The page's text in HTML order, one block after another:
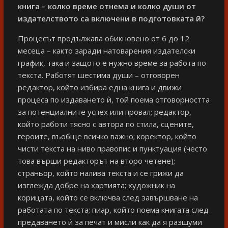
книга – колко време отнема и колко души от
издателството са включени в подготовката й?
Процесът продължава обикновено от 6 до 12
месеца – както заради натоварения издателски
график, така и защото е нужно време за работа по
текста. Работят шестима души – отговорен
редактор, който избира една книга и движи
процеса по издаването ѝ, той поема отговорността
за потенциалните успех или провал; редактор,
който работи тясно с автора по стила, сцените,
героите, въобще всичко важно; коректор, който
чисти текста на ниво правопис и пунктуация (често
това върши редакторът на второ четене);
страньор, който налива текста и се грижи да
изглежда добре на хартията; художник на
корицата, който се включва след завършване на
работата по текста; пиар, който поема книгата след
предаването ѝ за печат и мисли как да я разшуми